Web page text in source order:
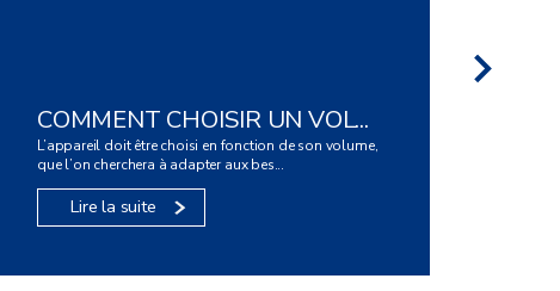
COMMENT CHOISIR UN VOL...
L’appareil doit être choisi en fonction de son volume,
que l’on cherchera à adapter aux bes...
Lire la suite